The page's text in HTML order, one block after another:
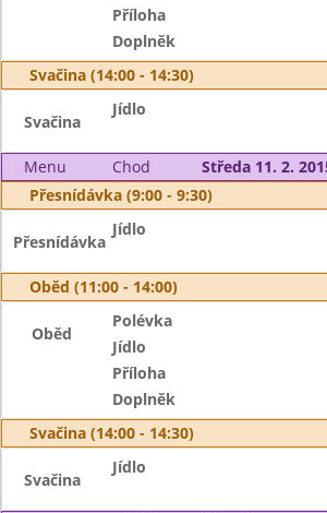
Příloha
Doplněk
Svačina (14:00 - 14:30)
Svačina
Jídlo
Menu Chod
Středa 11. 2.
Přesnídávka (9:00 - 9:30)
Přesnídávka
Jídlo
Oběd (11:00 - 14:00)
Oběd
Polévka
Jídlo
Příloha
Doplněk
Svačina (14:00 - 14:30)
Svačina
Jídlo